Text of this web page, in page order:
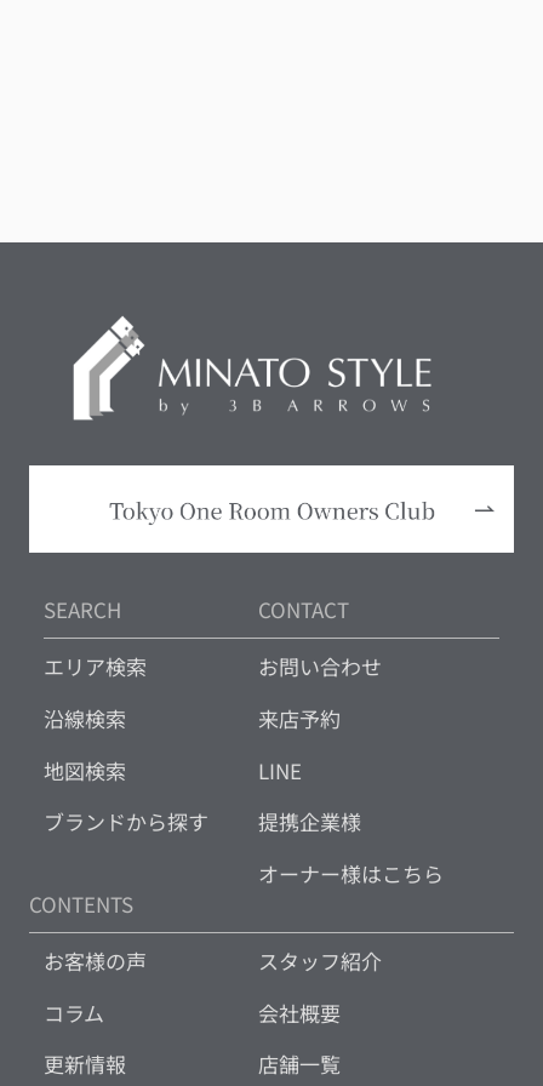
SEARCH
エリア検索
沿線検索
地図検索
ブランドから探す
CONTACT
お問い合わせ
来店予約
LINE
提携企業様
オーナー様はこちら
CONTENTS
お客様の声
コラム
更新情報
スタッフ紹介
会社概要
店舗一覧